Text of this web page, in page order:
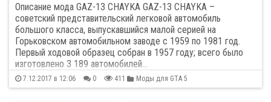
Mini 4
Mitsubishi45
Nissan151
Описание мода GAZ-13 CHAYKA GAZ-13 CHAYKA –
советский представительский легковой автомобиль
большого класса, выпускавшийся малой серией на
Горьковском автомобильном заводе c 1959 по 1981 год.
Первый ходовой образец собран в 1957 году; всего было
изготовлено 3 189 автомобилей…
7.12.2017 в 12:06 0 411 Моды для GTA 5